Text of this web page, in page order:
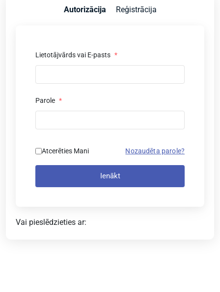
Autorizācija Reģistrācija
Lietotājvārds vai E-pasts *
Parole *
Atcerēties Mani Nozaudēta parole?
Ienākt
Vai pieslēdzieties ar: